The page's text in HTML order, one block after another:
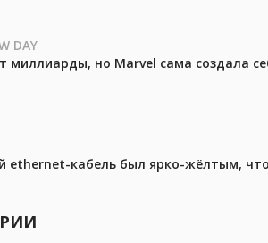
DAY
миллиарды, но Marvel сама создала
ethernet-кабель был ярко-жёлтым,